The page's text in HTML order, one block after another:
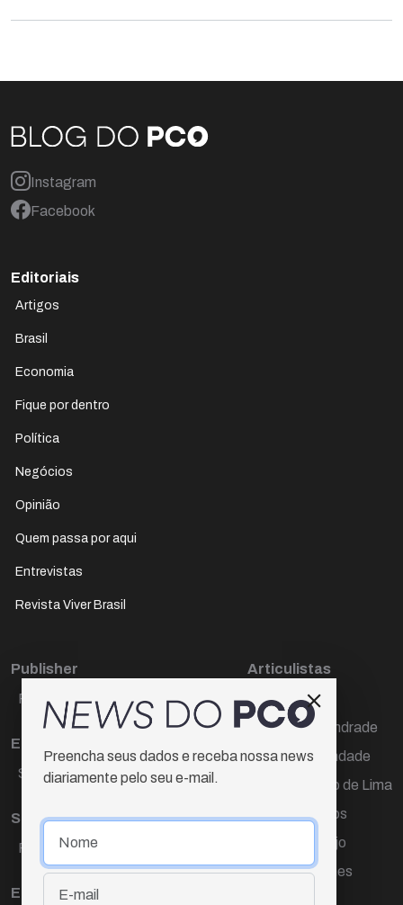
Instagram
Facebook
Editoriais
Artigos
Brasil
Economia
Fique por dentro
Política
Negócios
Opinião
Quem passa por aqui
Entrevistas
Revista Viver Brasil
Publisher
Paulo Cesar de Oliveira
Editora Chefe
Sueli Cotta
Sub-editora
Raquel Ayres
Equipe
Articulistas
Décio Freire
Dr Marcos Andrade
Hamilton Trindade
Igor Carvalho de Lima
Mario Campos
Renata Araújo
Wagner Gomes
Preencha seus dados e receba nossa news
diariamente pelo seu e-mail.